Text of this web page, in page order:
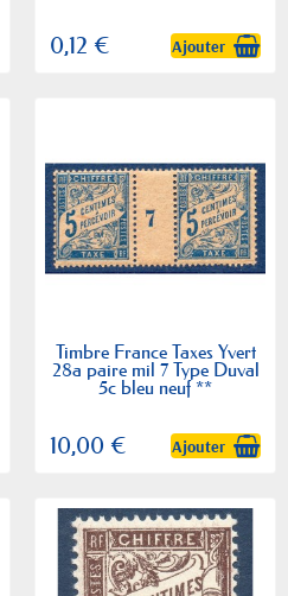
0,12 € Ajouter
Timbre France Taxes Yvert
28a paire mil 7 Type Duval
5c bleu neuf **
10,00 € Ajouter